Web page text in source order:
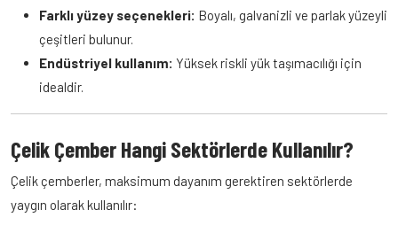
Teklif İste
Farklı yüzey seçenekleri: Boyalı, galvanizli ve parlak yüzeyli
çeşitleri bulunur.
Endüstriyel kullanım: Yüksek riskli yük taşımacılığı için
idealdir.
Çelik Çember Hangi Sektörlerde Kullanılır?
Çelik çemberler, maksimum dayanım gerektiren sektörlerde
yaygın olarak kullanılır: